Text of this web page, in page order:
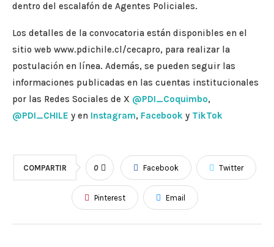
dentro del escalafón de Agentes Policiales.
Los detalles de la convocatoria están disponibles en el
sitio web www.pdichile.cl/cecapro, para realizar la
postulación en línea. Además, se pueden seguir las
informaciones publicadas en las cuentas institucionales
por las Redes Sociales de X @PDI_Coquimbo,
@PDI_CHILE y en Instagram, Facebook y TikTok
COMPARTIR 0 Facebook Twitter
Pinterest Email